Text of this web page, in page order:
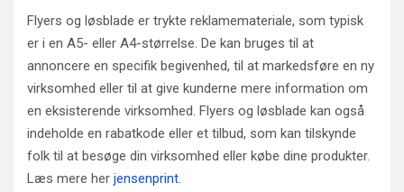
Flyers og løsblade er trykte reklamemateriale, som typisk
er i en A5- eller A4-størrelse. De kan bruges til at
annoncere en specifik begivenhed, til at markedsføre en ny
virksomhed eller til at give kunderne mere information om
en eksisterende virksomhed. Flyers og løsblade kan også
indeholde en rabatkode eller et tilbud, som kan tilskynde
folk til at besøge din virksomhed eller købe dine produkter.
Læs mere her jensenprint.